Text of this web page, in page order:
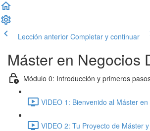
Lección anterior Completar y continuar
Máster en Negocios
Módulo 0: Introducción y primeros
VIDEO 1: Bienvenido al Máster
VIDEO 2: Tu Proyecto de Máster